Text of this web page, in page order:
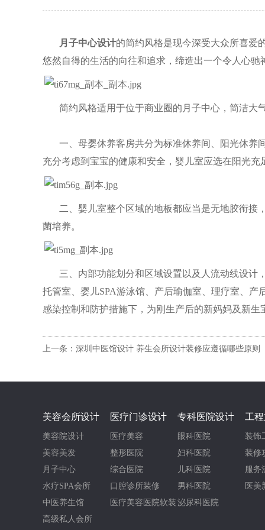
月子中心设计的简约风格是现今深受大众所喜爱
悠然自得的生活的向往和追求，缔造出一个令人心驰
简约风格适用于位于商业圈的月子中心，简洁大
一、母婴休养客房共分为标准休养间、阳光休养
充分考虑到宝宝的健康和安全，婴儿室应选在阳光
二、婴儿室整个区域的地板都应当是无地胶衔
菌培养。
三、内部功能划分和区域设置以及人流动线设计
托管室、婴儿SPA游泳馆、产后瑜伽室、理疗室、
感染控制和防护措施下，为刚生产后的新妈妈及新生
上一条：深圳中医馆设计 养生会所设计装修应遵循哪些原则
美容会所设计
美容院设计
美容美发
月子中心
水疗SPA会所
中医养生馆
高级私人会所
医疗门诊设计
医疗美容
整形医院
综合医院
口腔诊所装修
医疗美容医院软装
专科医院设计
眼科医院
妇科医院
儿科医院
男科医院
泌尿科医院
工
装饰
装修
服务
医美